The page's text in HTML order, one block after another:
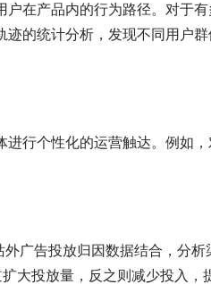
户在产品内的行为路径。对于有
迹的统计分析，发现不同用户群
进行个性化的运营触达。例如，
广告投放归因数据结合，分析
大投放量，反之则减少投入，